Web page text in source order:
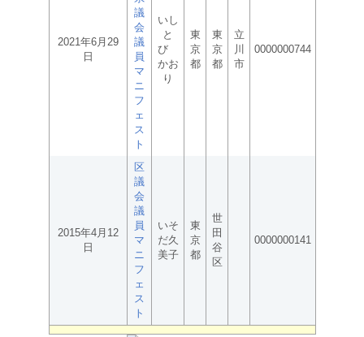
2021年6月29
日
議
会
議
員
マ
ニ
フ
ェ
ス
ト
いし
と
び
かお
り
東
京
都
東
京
都
立
川
市
0000000744
2015年4月12
日
区
議
会
議
員
マ
ニ
フ
ェ
ス
ト
いそ
だ久
美子
東
京
都
世
田
谷
区
0000000141